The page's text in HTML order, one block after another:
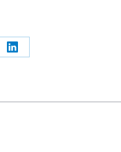
Share
LinkedIn